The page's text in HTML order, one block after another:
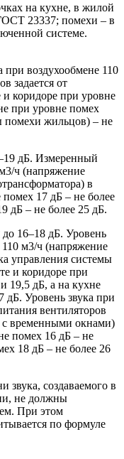
на кухне, в жилой
23337; помехи – в
системе.
при воздухообмене 110
задается от
коридоре при уровне
при уровне помех
помехи жильцов) – не
дБ. Измеренный
ч (напряжение
в
помех 17 дБ – не более
дБ – не более 25 дБ.
16–18 дБ. Уровень
110 м3/ч (напряжение
управления системы
и коридоре при
19,5 дБ, а на кухне
дБ. Уровень звука при
вентиляторов
с временными окнами)
помех 16 дБ – не
18 дБ – не более 26
звука, создаваемого в
не должны
При этом
по формуле